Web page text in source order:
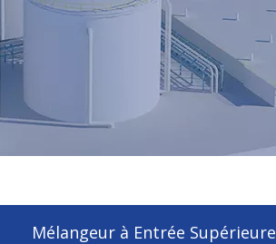
Mélangeur à Entrée Supérieure